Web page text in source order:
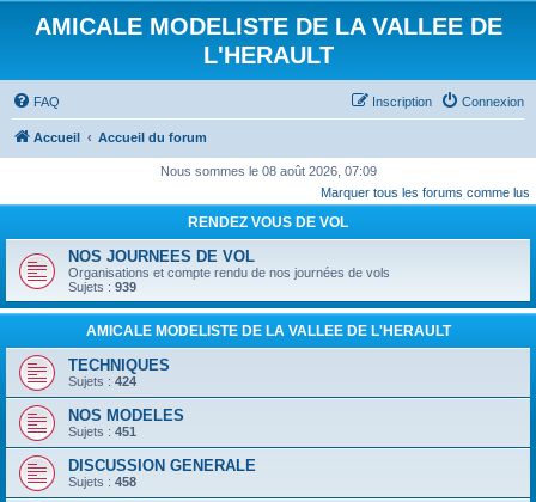
AMICALE MODELISTE DE LA VALLEE DE
L'HERAULT
FAQ Connexion
Inscription
Accueil Accueil du forum
Nous sommes le 08 août 2026, 07:09
Marquer tous les forums comme lus
RENDEZ VOUS DE VOL
NOS JOURNEES DE VOL
Organisations et compte rendu de nos journées de vols
Sujets : 939
AMICALE MODELISTE DE LA VALLEE DE L'HERAULT
TECHNIQUES
Sujets : 424
NOS MODELES
Sujets : 451
DISCUSSION GENERALE
Sujets : 458